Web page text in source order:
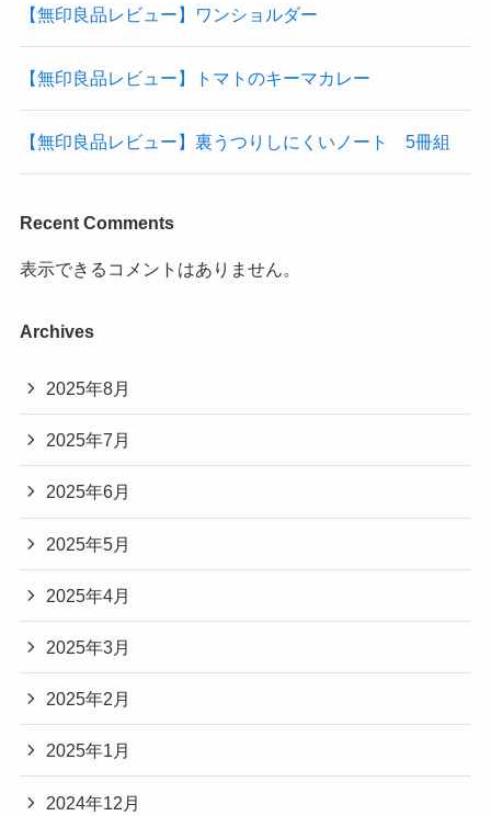
【無印良品レビュー】ワンショルダー
【無印良品レビュー】トマトのキーマカレー
【無印良品レビュー】裏うつりしにくいノート 5冊組
Recent Comments
表示できるコメントはありません。
Archives
2025年8月
2025年7月
2025年6月
2025年5月
2025年4月
2025年3月
2025年2月
2025年1月
2024年12月